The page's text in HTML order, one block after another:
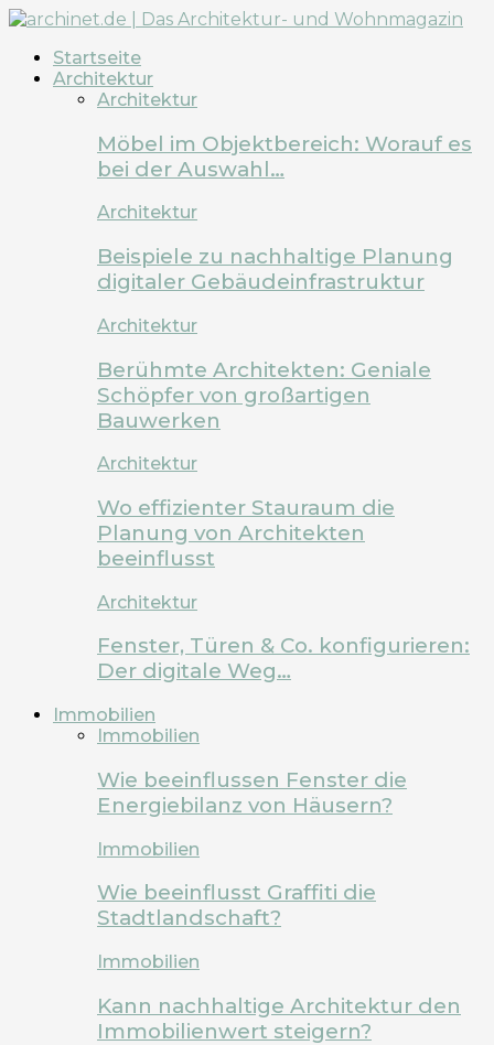
Startseite
Architektur
Architektur
Möbel im Objektbereich: Worauf es
bei der Auswahl…
Architektur
Beispiele zu nachhaltige Planung
digitaler Gebäudeinfrastruktur
Architektur
Berühmte Architekten: Geniale
Schöpfer von großartigen
Bauwerken
Architektur
Wo effizienter Stauraum die
Planung von Architekten
beeinflusst
Architektur
Fenster, Türen & Co. konfigurieren:
Der digitale Weg…
Immobilien
Immobilien
Wie beeinflussen Fenster die
Energiebilanz von Häusern?
Immobilien
Wie beeinflusst Graffiti die
Stadtlandschaft?
Immobilien
Kann nachhaltige Architektur den
Immobilienwert steigern?